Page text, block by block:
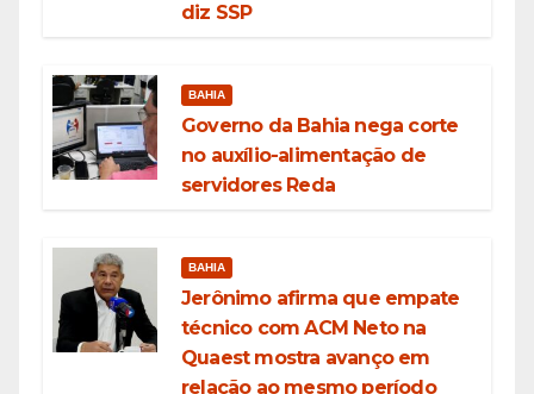
diz SSP
BAHIA
Governo da Bahia nega corte
no auxílio-alimentação de
servidores Reda
BAHIA
Jerônimo afirma que empate
técnico com ACM Neto na
Quaest mostra avanço em
relação ao mesmo período